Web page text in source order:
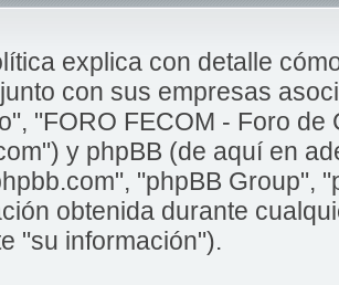
explica con detalle
con sus empresas
"FORO FECOM - Foro
y phpBB (de aquí en
"phpBB Group",
obtenida durante
"su información").